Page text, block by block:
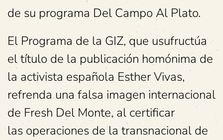
de su programa Del Campo Al Plato.
El Programa de la GIZ, que usufructúa
el título de la publicación homónima de
la activista española Esther Vivas,
refrenda una falsa imagen internacional
de Fresh Del Monte, al certificar
las operaciones de la transnacional de